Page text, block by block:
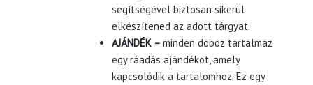
segítségével biztosan sikerül
elkészítened az adott tárgyat.
AJÁNDÉK – minden doboz tartalmaz
egy ráadás ajándékot, amely
kapcsolódik a tartalomhoz. Ez egy